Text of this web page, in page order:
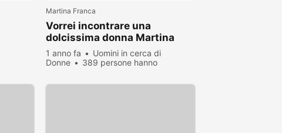
Martina Franca
Vorrei incontrare una
dolcissima donna Martina
Franca e dintorni
1 anno fa
Uomini in cerca di
Donne
389 persone hanno